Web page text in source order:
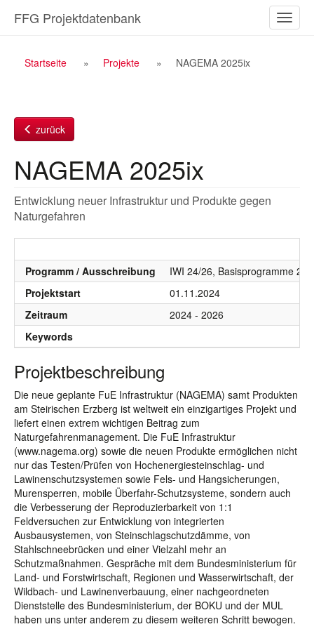
Inhalt
ein-/
FFG Projektdatenbank
Breadcrumb
Startseite Projekte NAGEMA 2025ix
zurück
NAGEMA 2025ix
Entwicklung neuer Infrastruktur und Produkte gegen
Naturgefahren
Programm / Ausschreibung
IWI 24/26, Basisprogramme
Projektstart
01.11.2024
Zeitraum
2024 - 2026
Keywords
Projektbeschreibung
Die neue geplante FuE Infrastruktur (NAGEMA) samt Produkten
am Steirischen Erzberg ist weltweit ein einzigartiges Projekt und
liefert einen extrem wichtigen Beitrag zum
Naturgefahrenmanagement. Die FuE Infrastruktur
(www.nagema.org) sowie die neuen Produkte ermöglichen nicht
nur das Testen/Prüfen von Hochenergiesteinschlag- und
Lawinenschutzsystemen sowie Fels- und Hangsicherungen,
Murensperren, mobile Überfahr-Schutzsysteme, sondern auch
die Verbesserung der Reproduzierbarkeit von 1:1
Feldversuchen zur Entwicklung von integrierten
Ausbausystemen, von Steinschlagschutzdämme, von
Stahlschneebrücken und einer Vielzahl mehr an
Schutzmaßnahmen. Gespräche mit dem Bundesministerium für
Land- und Forstwirtschaft, Regionen und Wasserwirtschaft, der
Wildbach- und Lawinenverbauung, einer nachgeordneten
Dienststelle des Bundesministerium, der BOKU und der MUL
haben uns unter anderem zu diesem weiteren Schritt bewogen.